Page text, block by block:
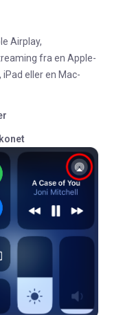
Airplay,
fra en Apple-
eller en Mac-